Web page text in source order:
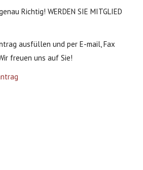
Richtig! WERDEN SIE MITGLIED
ausfüllen und per E-mail, Fax
freuen uns auf Sie!